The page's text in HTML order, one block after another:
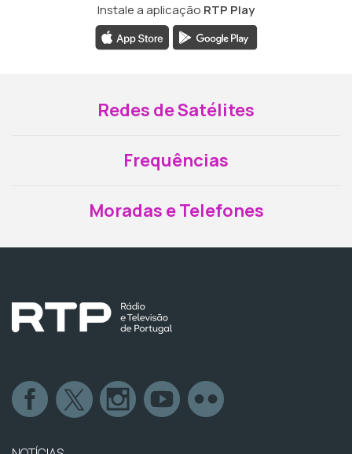
Instale a aplicação RTP Play
Redes de Satélites
Frequências
Moradas e Telefones